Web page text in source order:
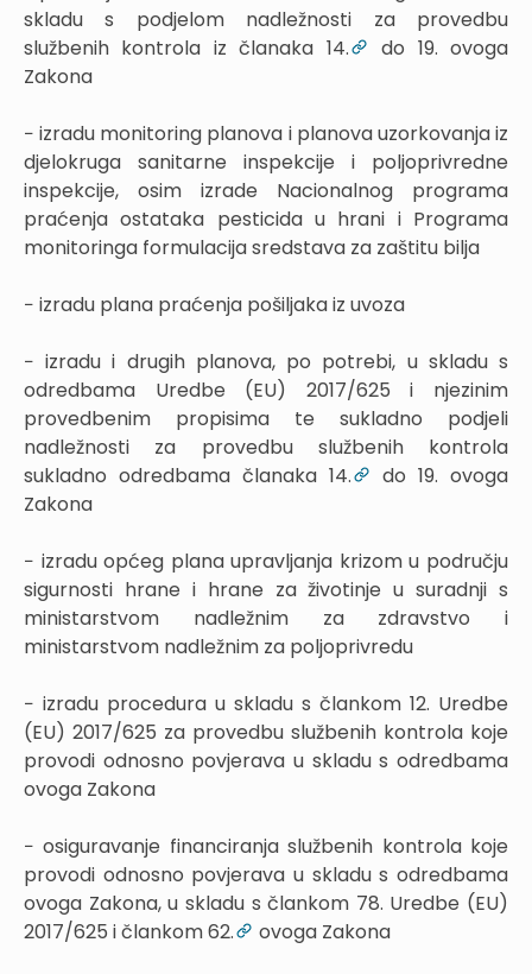
skladu s podjelom nadležnosti za provedbu
službenih kontrola iz članaka 14.
do 19. ovoga
Zakona
− izradu monitoring planova i planova uzorkovanja iz
djelokruga sanitarne inspekcije i poljoprivredne
inspekcije, osim izrade Nacionalnog programa
praćenja ostataka pesticida u hrani i Programa
monitoringa formulacija sredstava za zaštitu bilja
− izradu plana praćenja pošiljaka iz uvoza
− izradu i drugih planova, po potrebi, u skladu s
odredbama Uredbe (EU) 2017/625 i njezinim
provedbenim propisima te sukladno podjeli
nadležnosti za provedbu službenih kontrola
sukladno odredbama članaka 14.
do 19. ovoga
Zakona
− izradu općeg plana upravljanja krizom u području
sigurnosti hrane i hrane za životinje u suradnji s
ministarstvom nadležnim za zdravstvo i
ministarstvom nadležnim za poljoprivredu
− izradu procedura u skladu s člankom 12. Uredbe
(EU) 2017/625 za provedbu službenih kontrola koje
provodi odnosno povjerava u skladu s odredbama
ovoga Zakona
− osiguravanje financiranja službenih kontrola koje
provodi odnosno povjerava u skladu s odredbama
ovoga Zakona, u skladu s člankom 78. Uredbe (EU)
2017/625 i člankom 62.
ovoga Zakona